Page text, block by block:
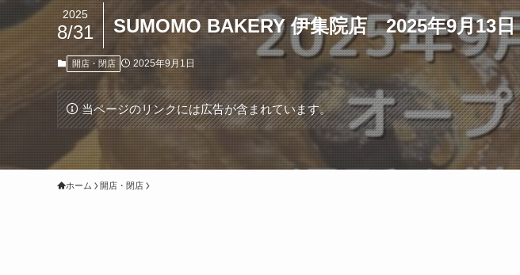
SUMOMO BAKERY 伊集院店 2025年9月13
2025
8/31
開店・閉店 2025年9月1日
当ページのリンクには広告が含まれています。
ホーム 開店・閉店